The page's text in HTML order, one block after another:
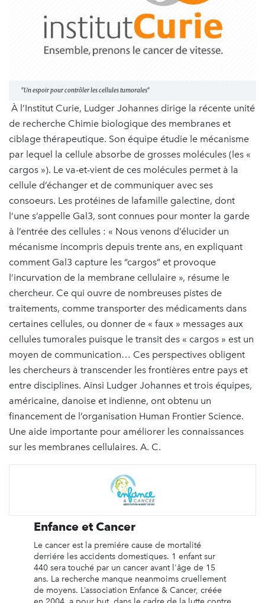
"Un espoir pour contrôler les cellules tumorales"
À l’Institut Curie, Ludger Johannes dirige la récente unité
de recherche Chimie biologique des membranes et
ciblage thérapeutique. Son équipe étudie le mécanisme
par lequel la cellule absorbe de grosses molécules (les «
cargos »). Le va-et-vient de ces molécules permet à la
cellule d’échanger et de communiquer avec ses
consoeurs. Les protéines de lafamille galectine, dont
l’une s’appelle Gal3, sont connues pour monter la garde
à l’entrée des cellules : « Nous venons d’élucider un
mécanisme incompris depuis trente ans, en expliquant
comment Gal3 capture les “cargos” et provoque
l’incurvation de la membrane cellulaire », résume le
chercheur. Ce qui ouvre de nombreuses pistes de
traitements, comme transporter des médicaments dans
certaines cellules, ou donner de « faux » messages aux
cellules tumorales puisque le transit des « cargos » est un
moyen de communication… Ces perspectives obligent
les chercheurs à transcender les frontières entre pays et
entre disciplines. Ainsi Ludger Johannes et trois équipes,
américaine, danoise et indienne, ont obtenu un
financement de l’organisation Human Frontier Science.
Une aide importante pour améliorer les connaissances
sur les membranes cellulaires. A. C.
Enfance et Cancer
Le cancer est la premiére cause de mortalité
derriére les accidents domestiques. 1 enfant sur
440 sera touché par un cancer avant l'âge de 15
ans. La recherche manque neanmoims cruellement
de moyens. L’association Enfance & Cancer, créée